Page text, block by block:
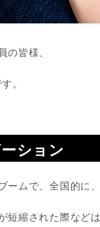
の皆様、
。
ション
ームで、全国的に
短縮された際など